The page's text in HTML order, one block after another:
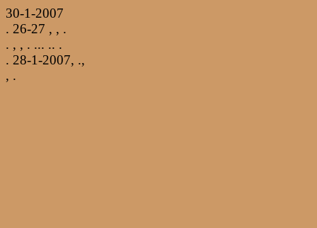
30-1-2007
. 26-27 , , .
. , , . ... .. .
. 28-1-2007, .,
, .